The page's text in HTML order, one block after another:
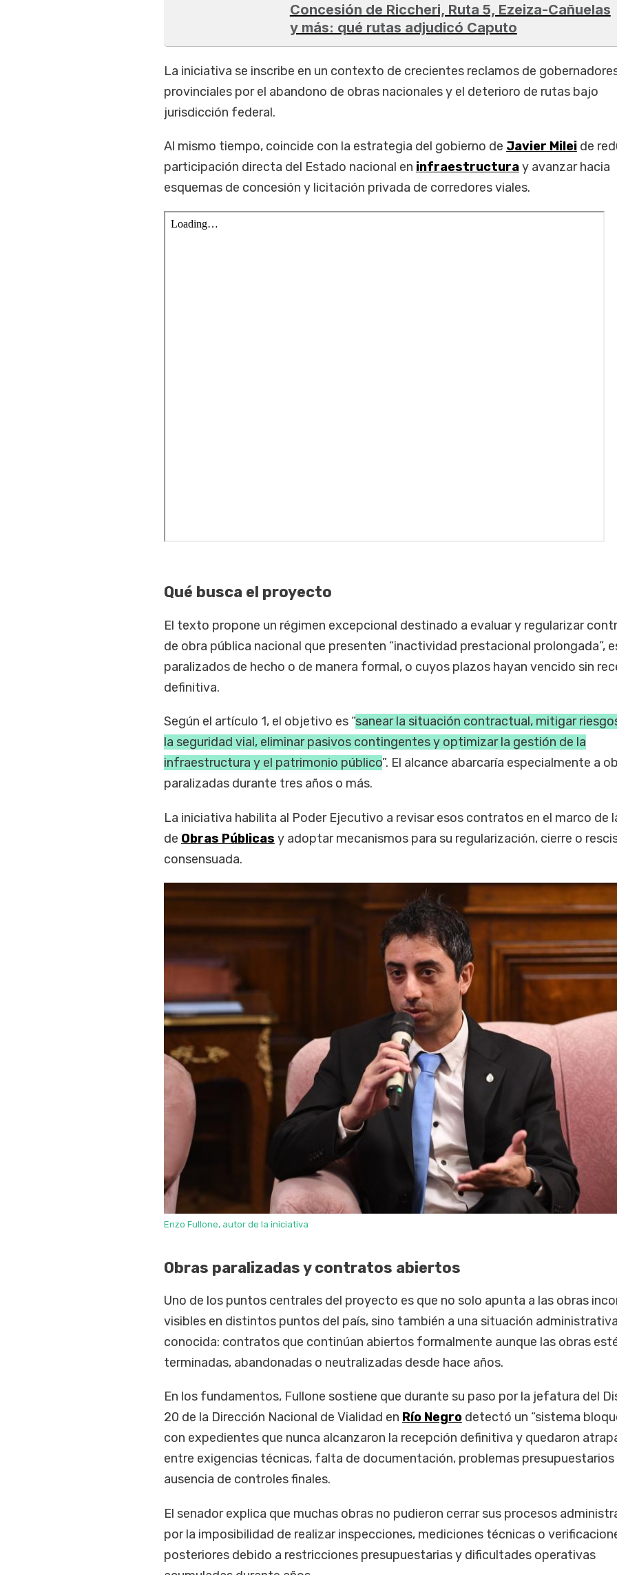
Concesión de Riccheri, Ruta 5, Ezeiza-Cañuelas
y más: qué rutas adjudicó Caputo
La iniciativa se inscribe en un contexto de crecientes reclamos de
provinciales por el abandono de obras nacionales y el deterioro de rutas bajo
jurisdicción federal.
Al mismo tiempo, coincide con la estrategia del gobierno de Javier Milei de
participación directa del Estado nacional en infraestructuray avanzar hacia
esquemas de concesión y licitación privada de corredores viales.
Qué busca el proyecto
El texto propone un régimen excepcional destinado a evaluar y regularizar
de obra pública nacional que presenten “inactividad prestacional prolongada”,
paralizados de hecho o de manera formal, o cuyos plazos hayan vencido sin
definitiva.
Según el artículo 1, el objetivo es “sanear la situación contractual, mitigar
la seguridad vial, eliminar pasivos contingentes y optimizar la gestión de la
infraestructura y el patrimonio público”. El alcance abarcaría especialmente a
paralizadas durante tres años o más.
La iniciativa habilita al Poder Ejecutivo a revisar esos contratos en el marco de
de Obras Públicas y adoptar mecanismos para su regularización, cierre o
consensuada.
Enzo Fullone, autor de la iniciativa
Obras paralizadas y contratos abiertos
Uno de los puntos centrales del proyecto es que no solo apunta a las obras
visibles en distintos puntos del país, sino también a una situación
conocida: contratos que continúan abiertos formalmente aunque las obras
terminadas, abandonadas o neutralizadas desde hace años.
En los fundamentos, Fullone sostiene que durante su paso por la jefatura del
20 de la Dirección Nacional de Vialidad en Río Negrodetectó un “sistema
con expedientes que nunca alcanzaron la recepción definitiva y quedaron
entre exigencias técnicas, falta de documentación, problemas presupuestarios
ausencia de controles finales.
El senador explica que muchas obras no pudieron cerrar sus procesos
por la imposibilidad de realizar inspecciones, mediciones técnicas o
posteriores debido a restricciones presupuestarias y dificultades operativas